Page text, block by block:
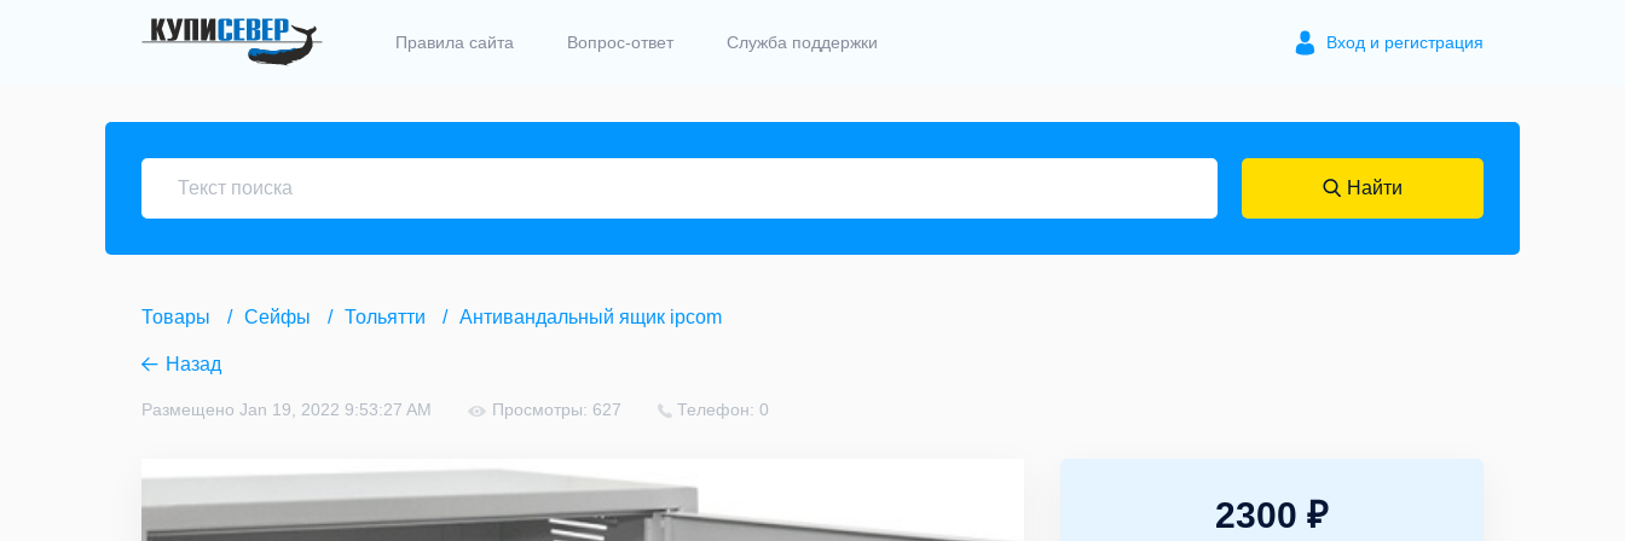
Правила сайта Вопрос-ответ Служба поддержки Вход и регистрация
Найти
Товары Сейфы Тольятти Антивандальный ящик ipcom
Назад
Размещено Jan 19, 2022 9:53:27 AM Просмотры: 627 Телефон: 0
2300 ₽